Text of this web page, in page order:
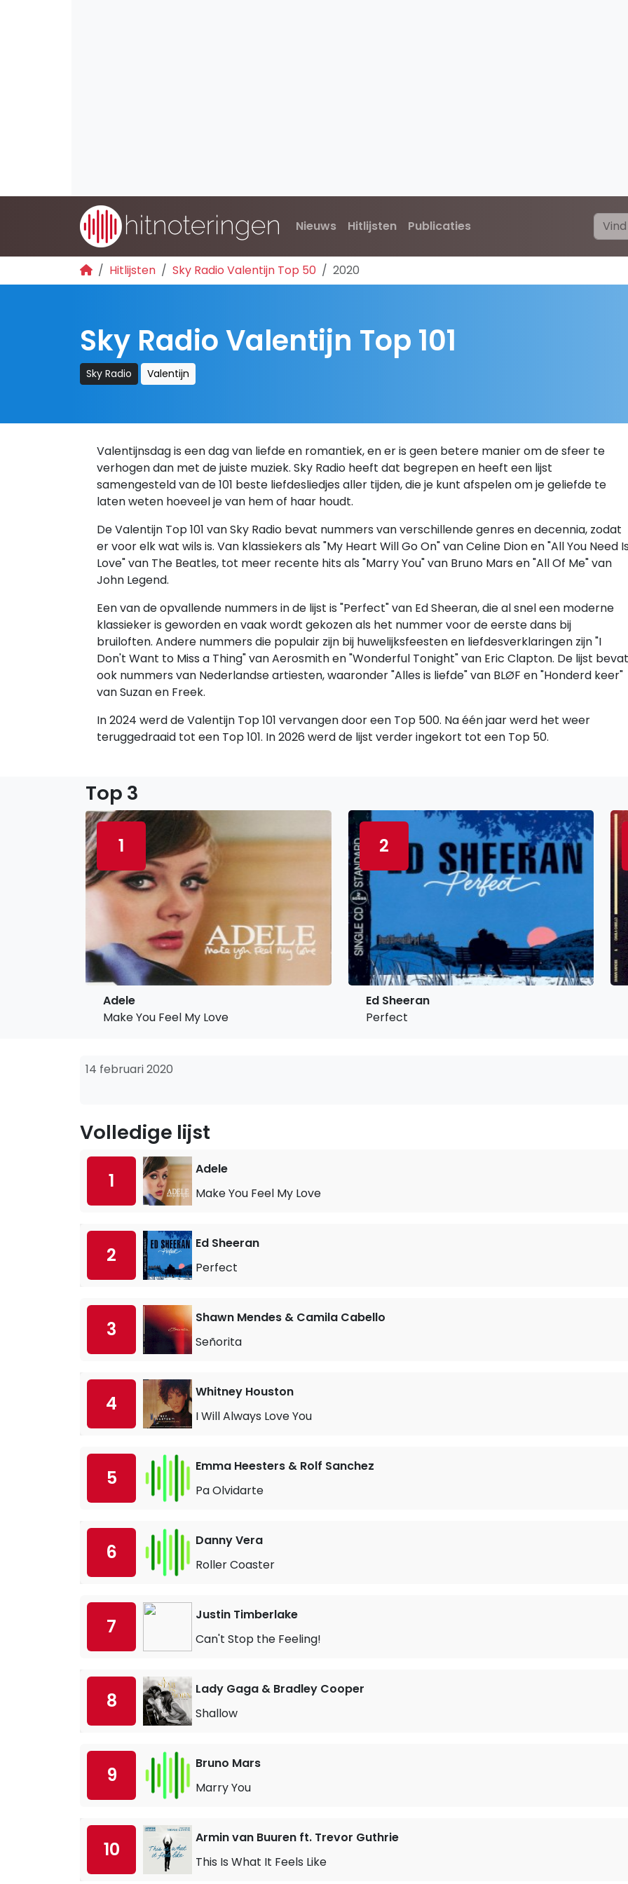
Nieuws Hitlijsten Publicaties
Hitlijsten Sky Radio Valentijn Top 50 2020
Sky Radio Valentijn Top 101
Sky Radio Valentijn
Valentijnsdag is een dag van liefde en romantiek, en er is geen betere manier om de sfeer te
verhogen dan met de juiste muziek. Sky Radio heeft dat begrepen en heeft een lijst
samengesteld van de 101 beste liefdesliedjes aller tijden, die je kunt afspelen om je geliefde te
laten weten hoeveel je van hem of haar houdt.
De Valentijn Top 101 van Sky Radio bevat nummers van verschillende genres en decennia, zodat
er voor elk wat wils is. Van klassiekers als "My Heart Will Go On" van Celine Dion en "All You Need
Love" van The Beatles, tot meer recente hits als "Marry You" van Bruno Mars en "All Of Me" van
John Legend.
Een van de opvallende nummers in de lijst is "Perfect" van Ed Sheeran, die al snel een moderne
klassieker is geworden en vaak wordt gekozen als het nummer voor de eerste dans bij
bruiloften. Andere nummers die populair zijn bij huwelijksfeesten en liefdesverklaringen zijn "I
Don't Want to Miss a Thing" van Aerosmith en "Wonderful Tonight" van Eric Clapton. De lijst bevat
ook nummers van Nederlandse artiesten, waaronder "Alles is liefde" van BLØF en "Honderd keer"
van Suzan en Freek.
In 2024 werd de Valentijn Top 101 vervangen door een Top 500. Na één jaar werd het weer
teruggedraaid tot een Top 101. In 2026 werd de lijst verder ingekort tot een Top 50.
Top 3
1
Adele
Make You Feel My Love
2
Ed Sheeran
Perfect
14 februari 2020
Volledige lijst
1
Adele
Make You Feel My Love
2
Ed Sheeran
Perfect
3
Shawn Mendes & Camila Cabello
Señorita
4
Whitney Houston
I Will Always Love You
5
Emma Heesters & Rolf Sanchez
Pa Olvidarte
6
Danny Vera
Roller Coaster
7
Justin Timberlake
Can't Stop the Feeling!
8
Lady Gaga & Bradley Cooper
Shallow
9
Bruno Mars
Marry You
10
Armin van Buuren ft. Trevor Guthrie
This Is What It Feels Like